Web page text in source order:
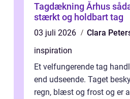
Tagdækning Århus sådan får du et
stærkt og holdbart tag
03 juli 2026
Clara
inspiration
Et velfungerende tag
end udseende. Taget
regn, blæst og frost og er